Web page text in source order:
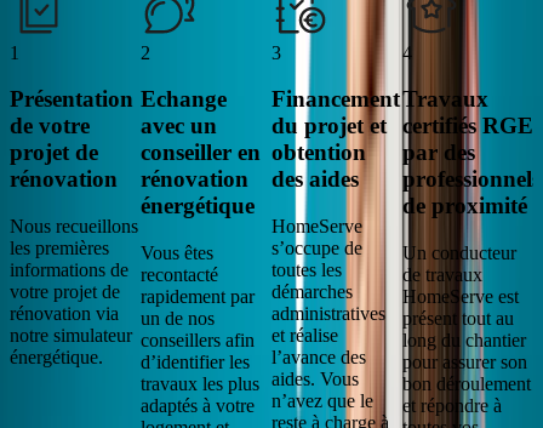
1
Présentation
de votre
projet de
rénovation
Nous recueillons
les premières
informations de
votre projet de
rénovation via
notre simulateur
énergétique.
2
Echange
avec un
conseiller en
rénovation
énergétique
Vous êtes
recontacté
rapidement par
un de nos
conseillers afin
d’identifier les
travaux les plus
adaptés à votre
3
Financement
du projet et
obtention
des aides
HomeServe
s’occupe de
toutes les
démarches
administratives
et réalise
l’avance des
aides. Vous
n’avez que le
reste à charge à
4
Travaux
certifiés RGE
par des
professionnels
de proximité
Un conducteur
de travaux
HomeServe est
présent tout au
long du chantier
pour assurer son
bon déroulement
et répondre à